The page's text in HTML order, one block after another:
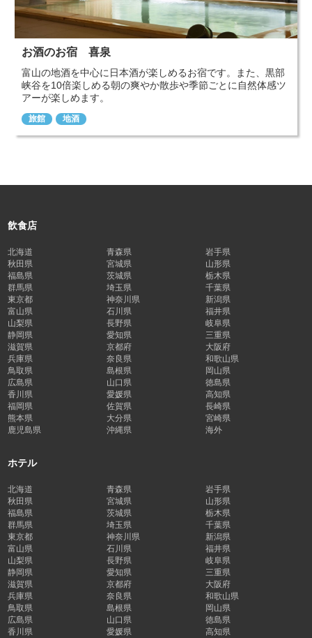
お酒のお宿 喜泉
富山の地酒を中心に日本酒が楽しめるお宿です。また、黒部
峡谷を10倍楽しめる朝の爽やか散歩や季節ごとに自然体感ツ
アーが楽しめます。
旅館 地酒
飲食店
北海道 青森県
岩手県
秋田県
宮城県
山形県
福島県
茨城県
栃木県
群馬県
埼玉県
千葉県
東京都
神奈川県
新潟県
富山県
石川県
福井県
山梨県
長野県
岐阜県
静岡県
愛知県
三重県
滋賀県
京都府
大阪府
兵庫県
奈良県
和歌山県
鳥取県
島根県
岡山県
広島県
山口県
徳島県
香川県
愛媛県
高知県
福岡県
佐賀県
長崎県
熊本県
大分県
宮崎県
鹿児島県
沖縄県 海外
ホテル
北海道 青森県
岩手県
秋田県
宮城県
山形県
福島県
茨城県
栃木県
群馬県
埼玉県
千葉県
東京都
神奈川県
新潟県
富山県
石川県
福井県
山梨県
長野県
岐阜県
静岡県
愛知県
三重県
滋賀県
京都府
大阪府
兵庫県
奈良県
和歌山県
鳥取県
島根県
岡山県
広島県
山口県
徳島県
香川県
愛媛県 高知県